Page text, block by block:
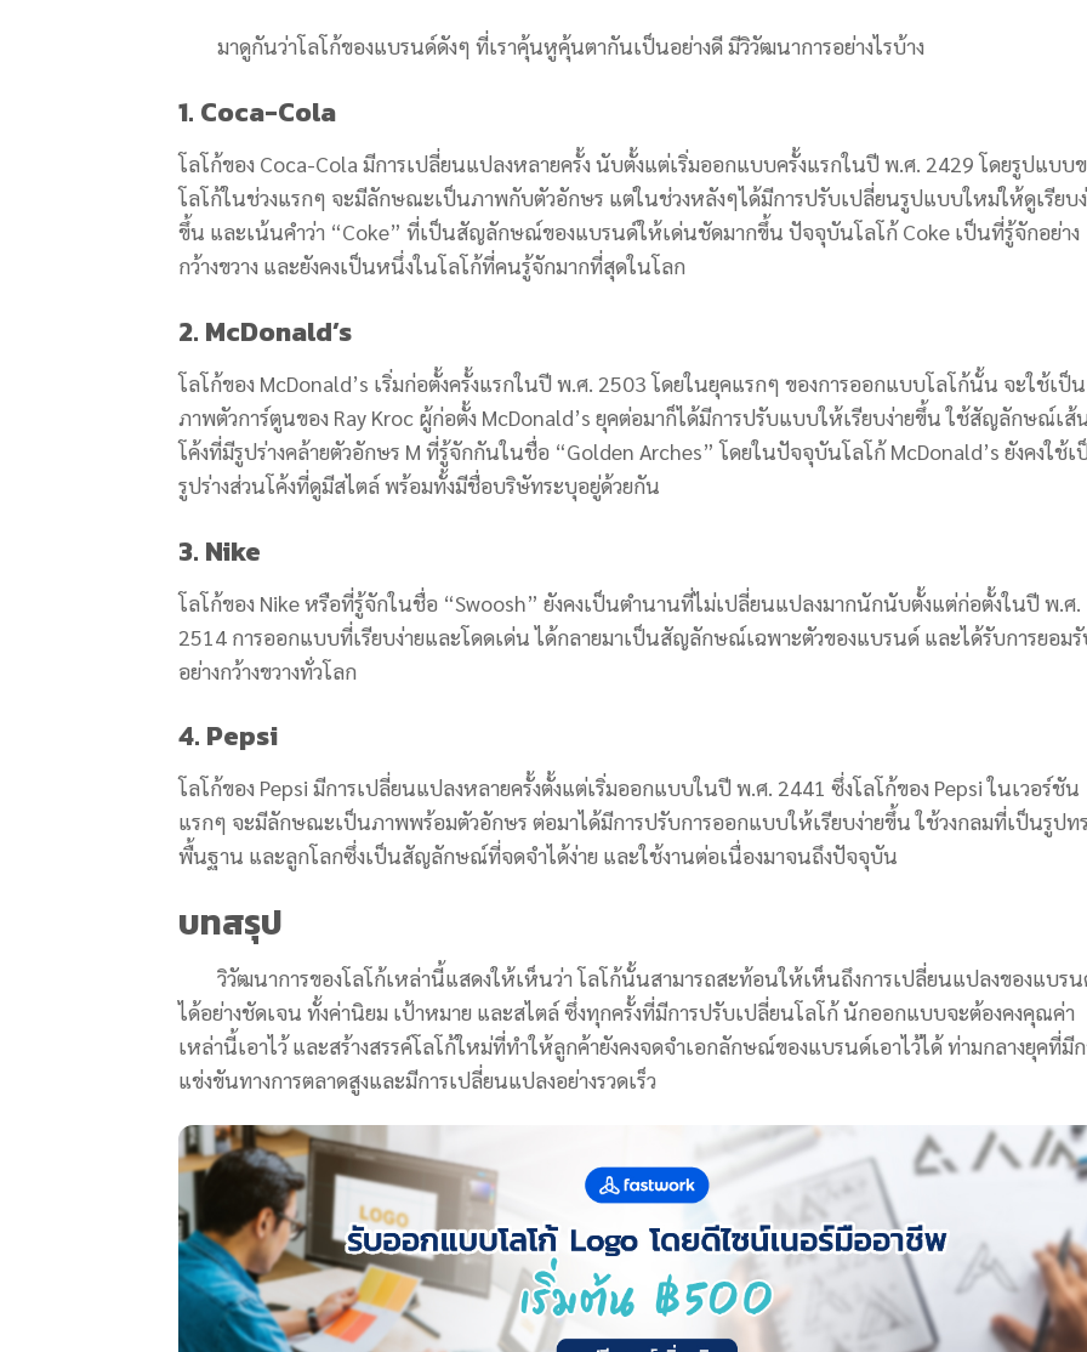
มาดูกันว่าโลโก้ของแบรนด์ดังๆ ที่เราคุ้นหูคุ้นตากันเป็นอย่างดี มีวิวัฒนาการอย่างไรบ้าง
1. Coca-Cola
โลโก้ของ Coca-Cola มีการเปลี่ยนแปลงหลายครั้ง นับตั้งแต่เริ่มออกแบบครั้งแรกในปี พ.ศ. 2429 โดยรูปแบบ
โลโก้ในช่วงแรกๆ จะมีลักษณะเป็นภาพกับตัวอักษร แต่ในช่วงหลังๆได้มีการปรับเปลี่ยนรูปแบบใหม่ให้ดูเรียบ
ขึ้น และเน้นคำว่า “Coke” ที่เป็นสัญลักษณ์ของแบรนด์ให้เด่นชัดมากขึ้น ปัจจุบันโลโก้ Coke เป็นที่รู้จักอย่าง
กว้างขวาง และยังคงเป็นหนึ่งในโลโก้ที่คนรู้จักมากที่สุดในโลก
2. McDonald’s
โลโก้ของ McDonald’s เริ่มก่อตั้งครั้งแรกในปี พ.ศ. 2503 โดยในยุคแรกๆ ของการออกแบบโลโก้นั้น จะใช้เป็น
ภาพตัวการ์ตูนของ Ray Kroc ผู้ก่อตั้ง McDonald’s ยุคต่อมาก็ได้มีการปรับแบบให้เรียบง่ายขึ้น ใช้สัญลักษณ์เส้
โค้งที่มีรูปร่างคล้ายตัวอักษร M ที่รู้จักกันในชื่อ “Golden Arches” โดยในปัจจุบันโลโก้ McDonald’s ยังคงใช้เ
รูปร่างส่วนโค้งที่ดูมีสไตล์ พร้อมทั้งมีชื่อบริษัทระบุอยู่ด้วยกัน
3. Nike
โลโก้ของ Nike หรือที่รู้จักในชื่อ “Swoosh” ยังคงเป็นตำนานที่ไม่เปลี่ยนแปลงมากนักนับตั้งแต่ก่อตั้งในปี พ.ศ.
2514 การออกแบบที่เรียบง่ายและโดดเด่น ได้กลายมาเป็นสัญลักษณ์เฉพาะตัวของแบรนด์ และได้รับการยอม
อย่างกว้างขวางทั่วโลก
4. Pepsi
โลโก้ของ Pepsi มีการเปลี่ยนแปลงหลายครั้งตั้งแต่เริ่มออกแบบในปี พ.ศ. 2441 ซึ่งโลโก้ของ Pepsi ในเวอร์ชัน
แรกๆ จะมีลักษณะเป็นภาพพร้อมตัวอักษร ต่อมาได้มีการปรับการออกแบบให้เรียบง่ายขึ้น ใช้วงกลมที่เป็นรูปท
พื้นฐาน และลูกโลกซึ่งเป็นสัญลักษณ์ที่จดจำได้ง่าย และใช้งานต่อเนื่องมาจนถึงปัจจุบัน
บทสรุป
วิวัฒนาการของโลโก้เหล่านี้แสดงให้เห็นว่า โลโก้นั้นสามารถสะท้อนให้เห็นถึงการเปลี่ยนแปลงของแบร
ได้อย่างชัดเจน ทั้งค่านิยม เป้าหมาย และสไตล์ซึ่งทุกครั้งที่มีการปรับเปลี่ยนโลโก้ นักออกแบบจะต้องคงคุณค่า
เหล่านี้เอาไว้ และสร้างสรรค์โลโก้ใหม่ที่ทำให้ลูกค้ายังคงจดจำเอกลักษณ์ของแบรนด์เอาไว้ได้ ท่ามกลางยุคที่มีก
แข่งขันทางการตลาดสูงและมีการเปลี่ยนแปลงอย่างรวดเร็ว